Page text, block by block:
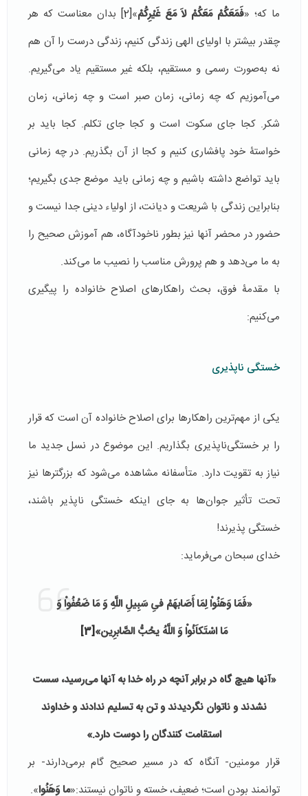
ما که؛ «فَمَعَكُمْ مَعَكُمْ لاَ مَعَ غَيْرِكُمْ»
[2]
بدان معناست که هر
چقدر بيشتر با اولیای الهی زندگی کنیم، زندگی درست را آن هم
نه به‌صورت رسمی و مستقیم، بلکه غیر مستقیم یاد می‌گیریم.
می‌آموزیم که چه زمانی، زمان صبر است و چه زمانی، زمان
شكر. کجا جای سكوت است و کجا جای تکلم. کجا باید بر
خواستۀ خود پافشاری کنیم و کجا از آن بگذریم. در چه زمانی
باید تواضع داشته باشیم و چه زمانی بايد موضع جدی بگيریم؛
بنابراین زندگی با شریعت و دیانت، از اولیاء دینی جدا نیست و
حضور در محضر آنها نیز بطور ناخودآگاه، هم آموزش صحیح را
به ما می‌دهد و هم پرورش مناسب را نصیب ما می‌کند.
با مقدمۀ فوق، بحث راهکارهای اصلاح خانواده را پیگیری
می‌کنیم:
خستگی ناپذیری
یکی از مهم‌ترین راهکارها برای اصلاح خانواده آن است كه قرار
را بر خستگی‌ناپذیری بگذاریم. این موضوع در نسل جدید ما
نیاز به تقویت دارد. متأسفانه مشاهده می‌شود که بزرگترها نیز
تحت تأثیر جوان‌ها به جای اینکه خستگی ناپذیر باشند،
خستگی پذیرند!
خدای سبحان می‌فرماید:
«فَمَا وَهَنُواْ لِمَا أَصَابهَمْ فىِ سَبِيلِ اللَّهِ وَ مَا ضَعُفُواْ وَ
مَا اسْتَكاَنُواْ وَ اللَّهُ يحُبُّ الصَّابرِين‏»[3]
«آنها هيچ گاه در برابر آنچه در راه خدا به آنها مى‏‌رسيد، سست
نشدند و ناتوان نگرديدند و تن به تسليم ندادند و خداوند
استقامت كنندگان را دوست دارد.»
قرار مومنین- آنگاه که در مسیر صحیح گام برمی‌دارند- بر
توانمند بودن است؛ ضعیف، خسته و ناتوان نیستند:«ما وَهَنُوا».